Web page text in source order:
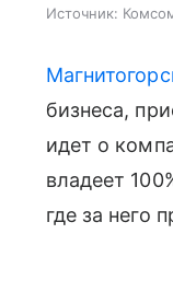
Источник:
бизнеса,
идет о
владеет
где за него